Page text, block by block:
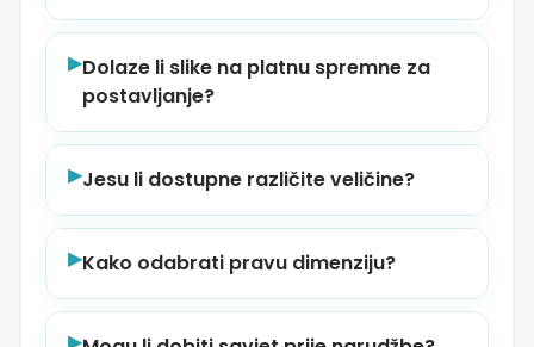
▶Dolaze li slike na platnu spremne za
postavljanje?
▶Jesu li dostupne različite veličine?
▶Kako odabrati pravu dimenziju?